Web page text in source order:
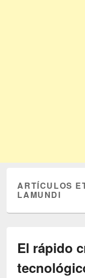
ARTÍCULOS
LAMUNDI
El rápido